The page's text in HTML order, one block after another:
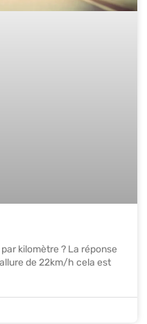
kilomètre ? La réponse
de 22km/h cela est